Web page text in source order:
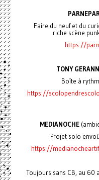
Faire du neuf et du
riche scène
https://
TONY
Boîte à
https://
MEDIANOCHE
Projet solo
https://
Toujours sans CB, au 60